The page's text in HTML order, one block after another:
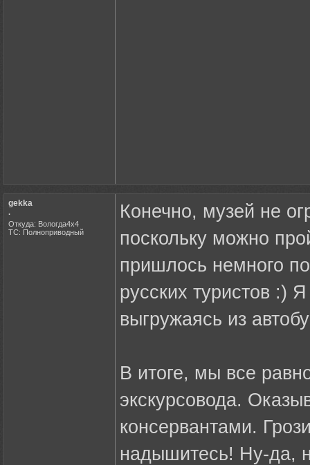
gekka
.
Откуда: Вологда4х4
ТС: Полноприводный
Конечно, музей не
поскольку можно
пришлось немного
русских туристов :)
выгружаясь из
В итоге, мы все
экскурсовода.
консервантами.
надышитесь! Ну-да,